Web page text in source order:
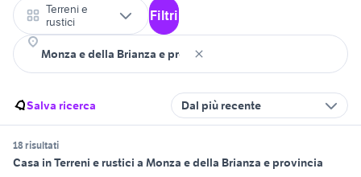
Terreni e
rustici
Filtri
Salva ricerca Dal più recente
18 risultati
Casa in Terreni e rustici a Monza e della Brianza e provincia